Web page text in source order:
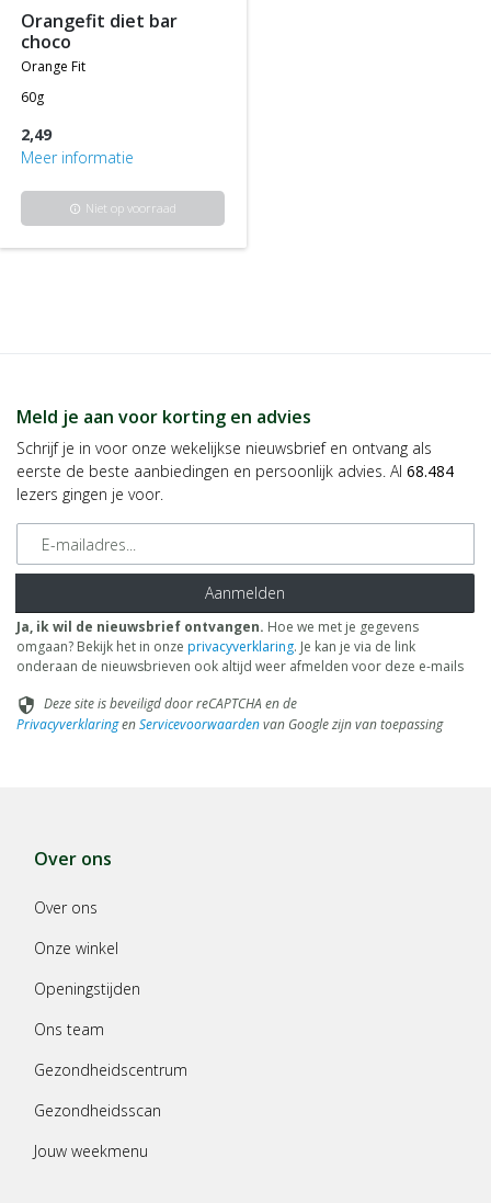
orangefit diet bar
choco
orange fit
60g
2,49
Meer informatie
info Niet op voorraad
Meld je aan voor korting en advies
Schrijf je in voor onze wekelijkse nieuwsbrief en ontvang als
eerste de beste aanbiedingen en persoonlijk advies. Al 68.484
lezers gingen je voor.
E-mailadres
Aanmelden
Ja, ik wil de nieuwsbrief ontvangen. Hoe we met je gegevens
omgaan? Bekijk het in onze privacyverklaring. Je kan je via de link
onderaan de nieuwsbrieven ook altijd weer afmelden voor deze e-mails
security Deze site is beveiligd door reCAPTCHA en de
PrivacyverklaringenServicevoorwaardenvan Google zijn van toepassing
Over ons
Over ons
Onze winkel
Openingstijden
Ons team
Gezondheidscentrum
Gezondheidsscan
Jouw weekmenu